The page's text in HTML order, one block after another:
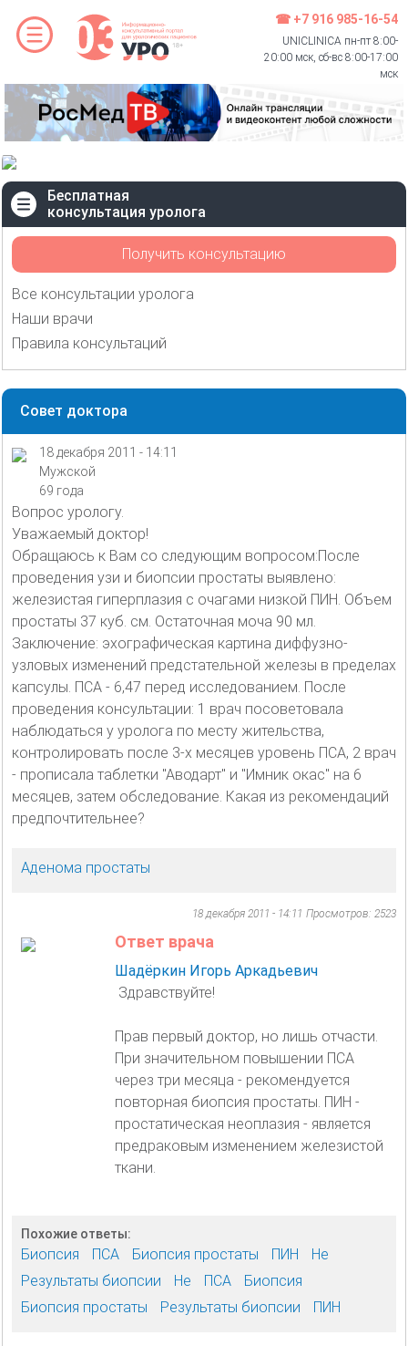
☎ +7 916 985-16-54
UNICLINICA пн-пт 8:00-
20:00 мск, сб-вс 8:00-17:00
мск
Бесплатная
консультация уролога
Получить консультацию
Все консультации уролога
Наши врачи
Правила консультаций
Совет доктора
18 декабря 2011 - 14:11
Мужской
69 года
Вопрос урологу.
Уважаемый доктор!
Обращаюсь к Вам со следующим вопросом:После
проведения узи и биопсии простаты выявлено:
железистая гиперплазия с очагами низкой ПИН. Объем
простаты 37 куб. см. Остаточная моча 90 мл.
Заключение: эхографическая картина диффузно-
узловых изменений предстательной железы в пределах
капсулы. ПСА - 6,47 перед исследованием. После
проведения консультации: 1 врач посоветовала
наблюдаться у уролога по месту жительства,
контролировать после 3-х месяцев уровень ПСА, 2 врач
- прописала таблетки "Аводарт" и "Имник окас" на 6
месяцев, затем обследование. Какая из рекомендаций
предпочтительнее?
Аденома простаты
18 декабря 2011 - 14:11 Просмотров: 2523
Ответ врача
Шадёркин Игорь Аркадьевич
Здравствуйте!
Прав первый доктор, но лишь отчасти.
При значительном повышении ПСА
через три месяца - рекомендуется
повторная биопсия простаты. ПИН -
простатическая неоплазия - является
предраковым изменением железистой
ткани.
Похожие ответы:
Биопсия ПСА Биопсия простаты ПИН
Не
Результаты биопсии
Не ПСА
Биопсия
Биопсия простаты
Результаты биопсии ПИН